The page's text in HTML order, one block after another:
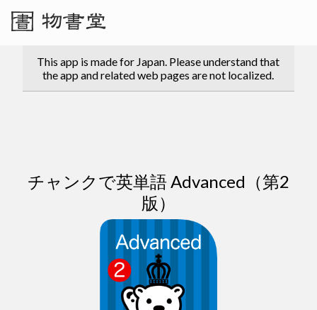
This app is made for Japan. Please understand that
the app and related web pages are not localized.
チャンクで英単語 Advanced（第2
版）